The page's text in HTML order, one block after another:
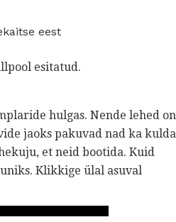
eest
esitatud.
hulgas. Nende lehed on
jaoks pakuvad nad ka kulda
et neid bootida. Kuid
Klikkige ülal asuval